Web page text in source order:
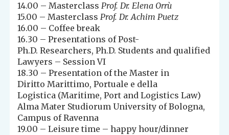
14.00 – MasterclassProf. Dr. Elena Orrù
15.00 – MasterclassProf. Dr. Achim Puetz
16.00 – Coffee break
16.30 – Presentations of Post-
Ph.D. Researchers, Ph.D. Students and qualified
Lawyers – Session VI
18.30 – Presentation of the Master in
Diritto Marittimo, Portuale e della
Logistica (Maritime, Port and Logistics Law)
Alma Mater Studiorum University of Bologna,
Campus of Ravenna
19.00 – Leisure time – happy hour/dinner